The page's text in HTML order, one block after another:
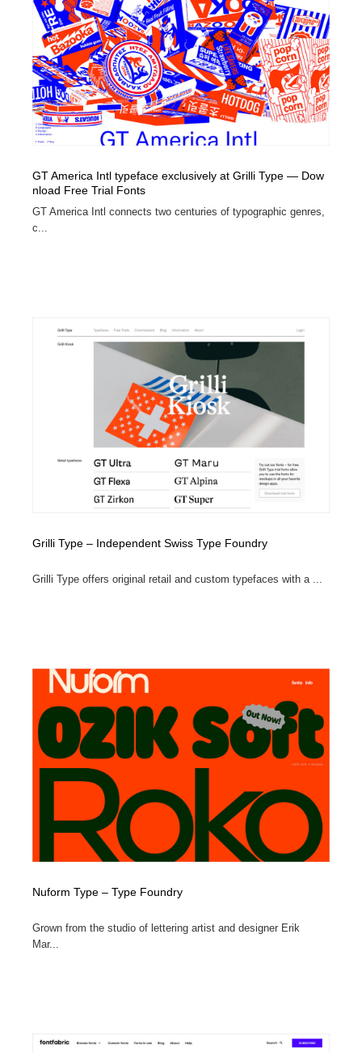
GT America Intl typeface exclusively at Grilli Type — Dow
nload Free Trial Fonts
GT America Intl connects two centuries of typographic genres,
c...
Grilli Type – Independent Swiss Type Foundry
Grilli Type offers original retail and custom typefaces with a ...
Nuform Type – Type Foundry
Grown from the studio of lettering artist and designer Erik
Mar...